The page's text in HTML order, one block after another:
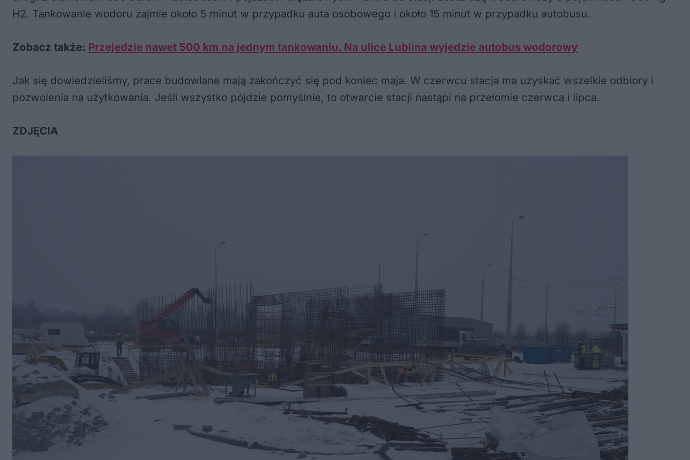
H2. Tankowanie wodoru zajmie około 5 minut w przypadku auta osobowego i około 15 minut w przypadku autobusu.
Zobacz także: Przejedzie nawet 500 km na jednym tankowaniu. Na ulice Lublina wyjedzie autobus wodorowy
Jak się dowiedzieliśmy, prace budowlane mają zakończyć się pod koniec maja. W czerwcu stacja ma uzyskać wszelkie odbiory i
pozwolenia na użytkowania. Jeśli wszystko pójdzie pomyślnie, to otwarcie stacji nastąpi na przełomie czerwca i lipca.
ZDJĘCIA